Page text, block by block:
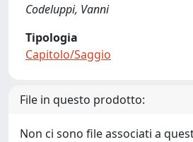
Codeluppi, Vanni
Tipologia
Capitolo/Saggio
File in questo prodotto:
Non ci sono file associati a